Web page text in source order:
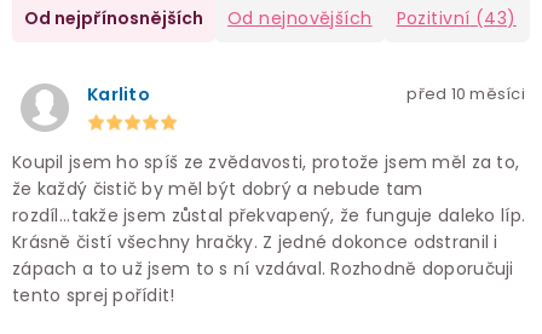
Od nejpřínosnějších Od nejnovějších Pozitivní (43)
Karlito před 10 měsíci
Koupil jsem ho spíš ze zvědavosti, protože jsem měl za to,
že každý čistič by měl být dobrý a nebude tam
rozdíl...takže jsem zůstal překvapený, že funguje daleko líp.
Krásně čistí všechny hračky. Z jedné dokonce odstranil i
zápach a to už jsem to s ní vzdával. Rozhodně doporučuji
tento sprej pořídit!